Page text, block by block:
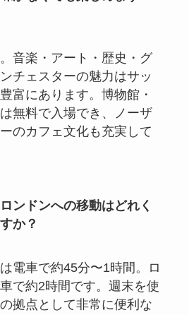
音楽・アート・歴史・グ
チェスターの魅力はサッ
富にあります。博物館・
無料で入場でき、ノーザ
のカフェ文化も充実して
ンドンへの移動はどれく
か？
電車で約45分〜1時間。ロ
で約2時間です。週末を使
拠点として非常に便利な